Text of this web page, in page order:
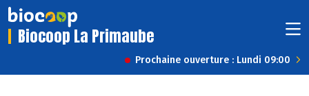
Biocoop La Primaube
Prochaine ouverture : Lundi 09:00